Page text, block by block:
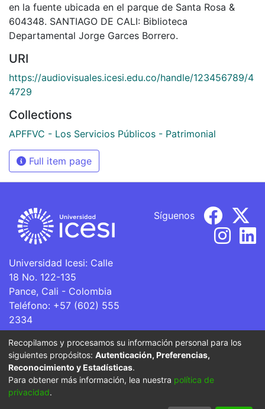
en la fuente ubicada en el parque de Santa Rosa &
604348. SANTIAGO DE CALI: Biblioteca
Departamental Jorge Garces Borrero.
URI
https://audiovisuales.icesi.edu.co/handle/123456789/4
4729
Collections
APFFVC - Los Servicios Públicos - Patrimonial
Full item page
Universidad Icesi: Calle
18 No. 122-135
Pance, Cali - Colombia
Teléfono: +57 (602) 555
2334
ventanillaunica@icesi.edu.co
Síguenos
La Universidad Icesi es una Institución de Educación
Superior que se encuentra sujeta a inspección y vigilancia
por parte del Ministerio de Educación Nacional.
Recopilamos y procesamos su información personal para los
siguientes propósitos: Autenticación, Preferencias,
Reconocimiento y Estadísticas.
Para obtener más información, lea nuestra política de
privacidad.